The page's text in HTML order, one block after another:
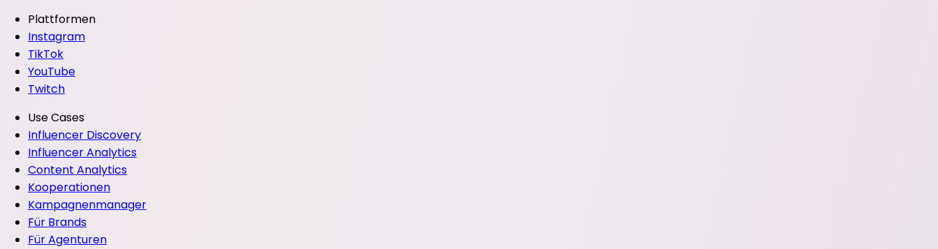
Plattformen
Instagram
TikTok
YouTube
Twitch
Use Cases
Influencer Discovery
Influencer Analytics
Content Analytics
Kooperationen
Kampagnenmanager
Für Brands
Für Agenturen